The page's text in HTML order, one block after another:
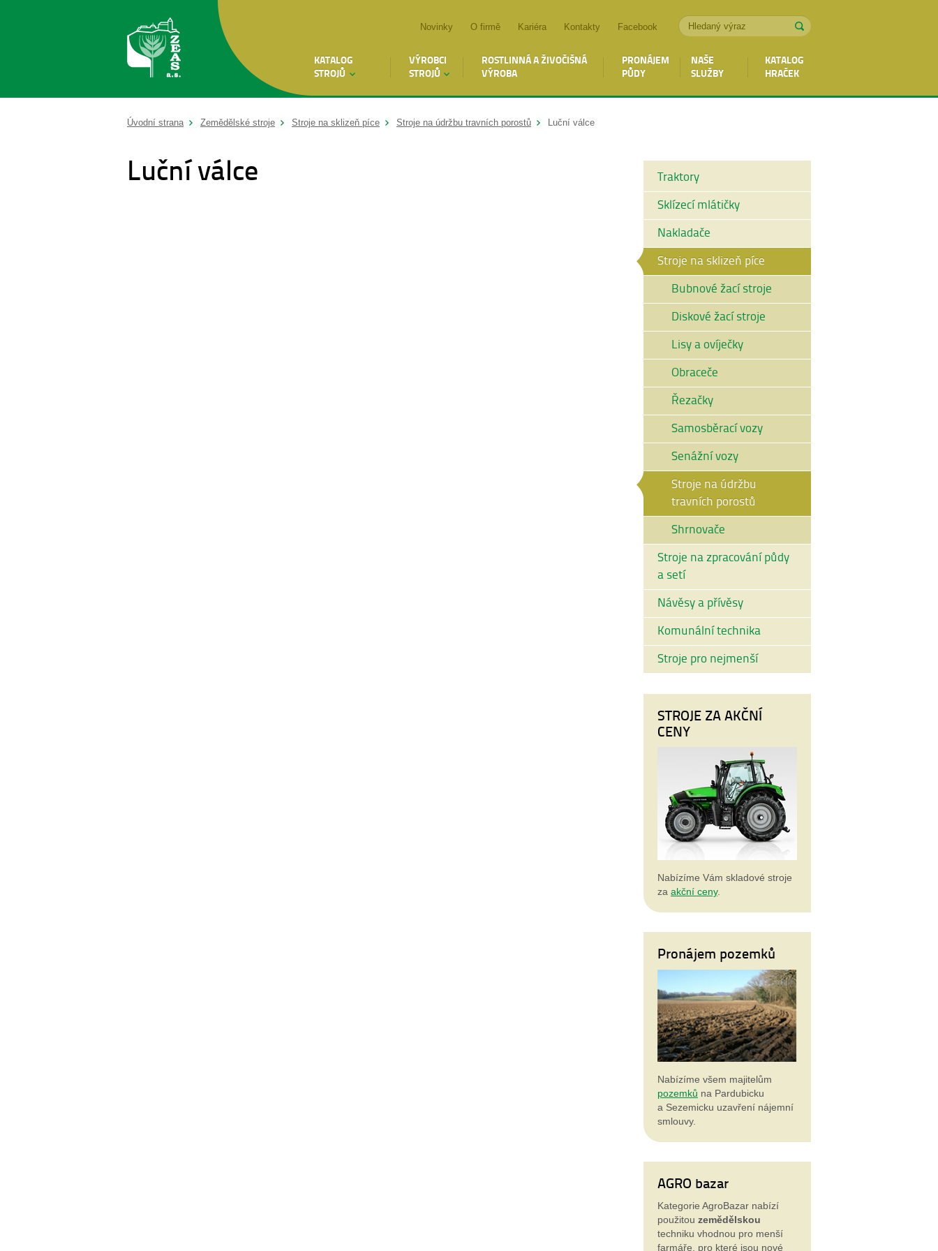
KATALOG
STROJŮ
VÝROBCI
STROJŮ
ROSTLINNÁ A ŽIVOČIŠNÁ
VÝROBA
PRONÁJEM
PŮDY
NAŠE
SLUŽBY
KATALOG
HRAČEK
Novinky O firmě Kariéra Kontakty Facebook
Úvodní strana Zemědělské stroje Stroje na sklizeň píce Stroje na údržbu travních porostů Luční válce
Luční válce
Traktory
Sklízecí mlátičky
Nakladače
Stroje na sklizeň píce
Bubnové žací stroje
Diskové žací stroje
Lisy a ovíječky
Obraceče
Řezačky
Samosběrací vozy
Senážní vozy
Stroje na údržbu
travních porostů
Shrnovače
Stroje na zpracování půdy
a setí
Návěsy a přívěsy
Komunální technika
Stroje pro nejmenší
STROJE ZA AKČNÍ
CENY
Nabízíme Vám skladové stroje
za akční ceny.
Pronájem pozemků
Nabízíme všem majitelům
pozemků na Pardubicku
a Sezemicku uzavření nájemní
smlouvy.
AGRO bazar
Kategorie AgroBazar nabízí
použitou zemědělskou
techniku vhodnou pro menší
farmáře, pro které jsou nové